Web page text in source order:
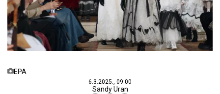
EPA
6.3.2025., 09:00
Sandy Uran